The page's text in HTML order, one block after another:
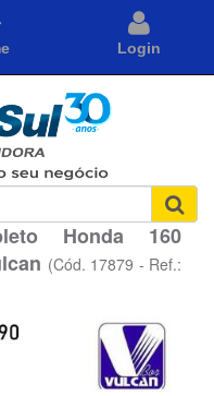
Login
Honda 160
(Cód. 17879 - Ref.: